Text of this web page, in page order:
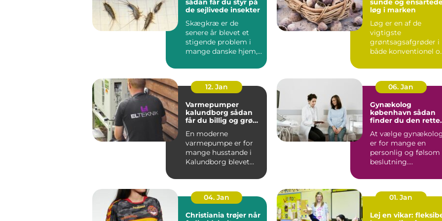
de sejlivede insekter
Skægkræ er de
senere år blevet et
stigende problem i
mange danske hjem,
undtagels...
løg i marken
Løg er en af de
vigtigste
grøntsagsafgrøder i
både konventionel
Når en avle...
12. Jan
Varmepumper
kalundborg sådan
får du billig og grøn
En moderne
varmepumpe er for
mange husstande i
Kalundborg blevet
varmeregning...
06. Jan
Gynækolog
københavn sådan
finder du den rette
At vælge
er for mange en
personlig og følsom
beslutning.
behandlinger for...
04. Jan
Christiania trøjer når
01. Jan
Lej en vikar: